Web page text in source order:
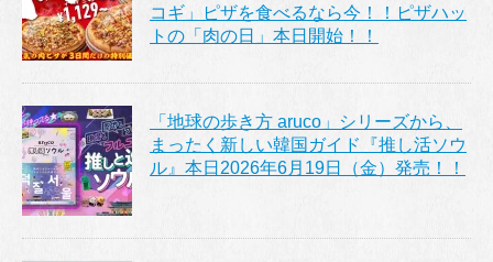
コギ」ピザを食べるなら今！！ピザハッ
トの「肉の日」本日開始！！
「地球の歩き方 aruco」シリーズから、
まったく新しい韓国ガイド『推し活ソウ
ル』本日2026年6月19日（金）発売！！